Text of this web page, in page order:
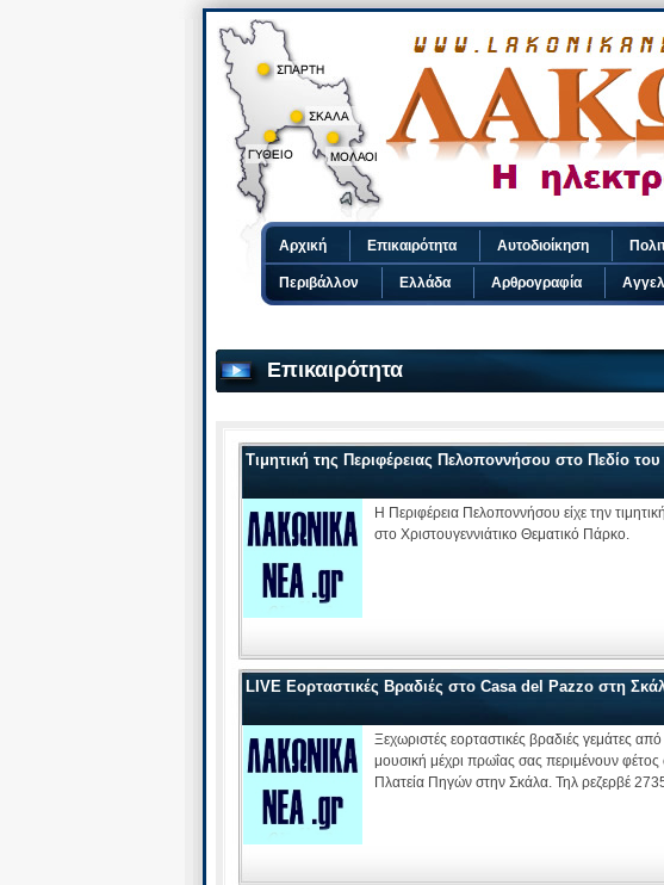
Επικαιρότητα
Τιμητική της Περιφέρειας Πελοποννήσου στο Πεδίο
Η Περιφέρεια Πελοποννήσου είχε την
στο Χριστουγεννιάτικο Θεματικό Πάρκο.
LIVE Εορταστικές Βραδιές στο Casa del Pazzo στη
Ξεχωριστές εορταστικές βραδιές γεμάτες
μουσική μέχρι πρωΐας σας περιμένουν
Πλατεία Πηγών στην Σκάλα. Τηλ ρεζερβέ
Αρχική Επικαιρότητα Αυτοδιοίκηση
Περιβάλλον Ελλάδα Αρθρογραφία